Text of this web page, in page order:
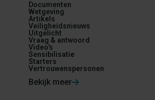
Documenten
Wetgeving
Artikels
Veiligheidsnieuws
Uitgelicht
Vraag & antwoord
Video's
Sensibilisatie
Starters
Vertrouwenspersonen
Bekijk meer